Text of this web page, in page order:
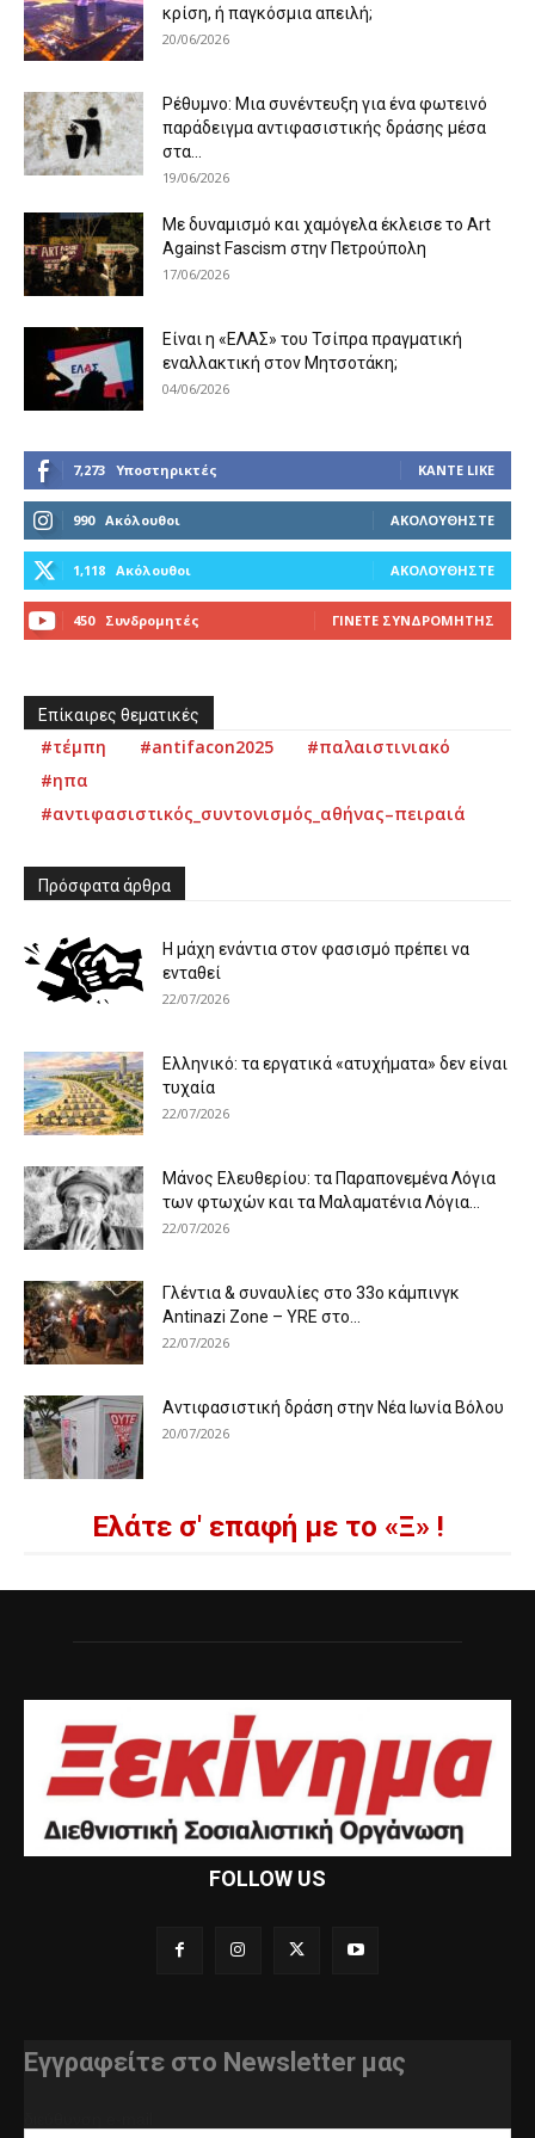
κρίση, ή παγκόσμια απειλή;
20/06/2026
Ρέθυμνο: Μια συνέντευξη για ένα φωτεινό
παράδειγμα αντιφασιστικής δράσης μέσα
στα...
19/06/2026
Με δυναμισμό και χαμόγελα έκλεισε το Art
Against Fascism στην Πετρούπολη
17/06/2026
Είναι η «ΕΛΑΣ» του Τσίπρα πραγματική
εναλλακτική στον Μητσοτάκη;
04/06/2026
7,273 Υποστηρικτές ΚΆΝΤΕ LIKE
990 Ακόλουθοι ΑΚΟΛΟΥΘΉΣΤΕ
1,118 Ακόλουθοι ΑΚΟΛΟΥΘΉΣΤΕ
450 Συνδρομητές ΓΊΝΕΤΕ ΣΥΝΔΡΟΜΗΤΉΣ
Επίκαιρες θεματικές
#τέμπη #antifacon2025
#παλαιστινιακό
#ηπα
#αντιφασιστικός_συντονισμός_αθήνας–πειραιά
Πρόσφατα άρθρα
Η μάχη ενάντια στον φασισμό πρέπει να
ενταθεί
22/07/2026
Ελληνικό: τα εργατικά «ατυχήματα» δεν είναι
τυχαία
22/07/2026
Μάνος Ελευθερίου: τα Παραπονεμένα Λόγια
των φτωχών και τα Μαλαματένια Λόγια...
22/07/2026
Γλέντια & συναυλίες στο 33ο κάμπινγκ
Antinazi Zone – YRE στο...
22/07/2026
Αντιφασιστική δράση στην Νέα Ιωνία Βόλου
20/07/2026
Ελάτε σ' επαφή με το «Ξ» !
FOLLOW US
Εγγραφείτε στο Newsletter μας